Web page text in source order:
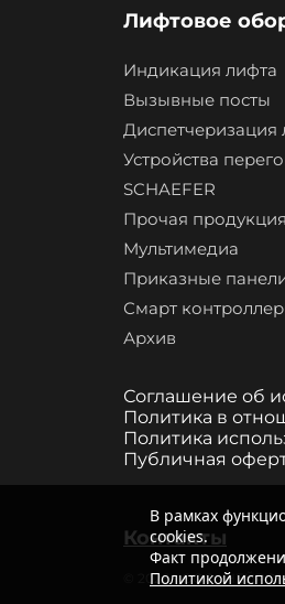
Лифтовое
Индикация лифта
Вызывные посты
Диспетчеризация
Устройства
SCHAEFER
Прочая продукция
Мультимедиа
Приказные
Смарт контроллер
Архив
Соглашение об
Политика в
Политика
Публичная
Контакты
© 2026 ООО
В рамках
cookies.
Факт
Политикой